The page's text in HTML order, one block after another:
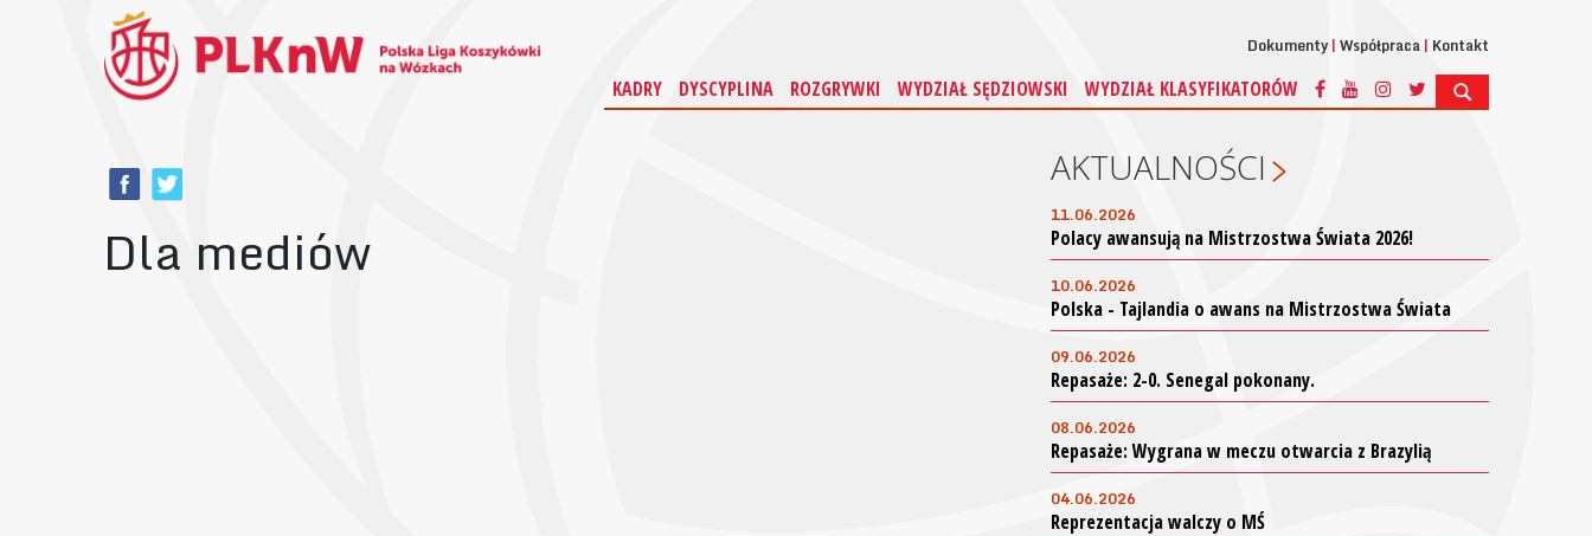
Dokumenty Współpraca Kontakt
KADRY DYSCYPLINA ROZGRYWKI WYDZIAŁ SĘDZIOWSKI WYDZIAŁ KLASYFIKATORÓW
Dla mediów
AKTUALNOŚCI
11.06.2026
Polacy awansują na Mistrzostwa Świata 2026!
10.06.2026
Polska - Tajlandia o awans na Mistrzostwa Świata
09.06.2026
Repasaże: 2-0. Senegal pokonany.
08.06.2026
Repasaże: Wygrana w meczu otwarcia z Brazylią
04.06.2026
Reprezentacja walczy o MŚ